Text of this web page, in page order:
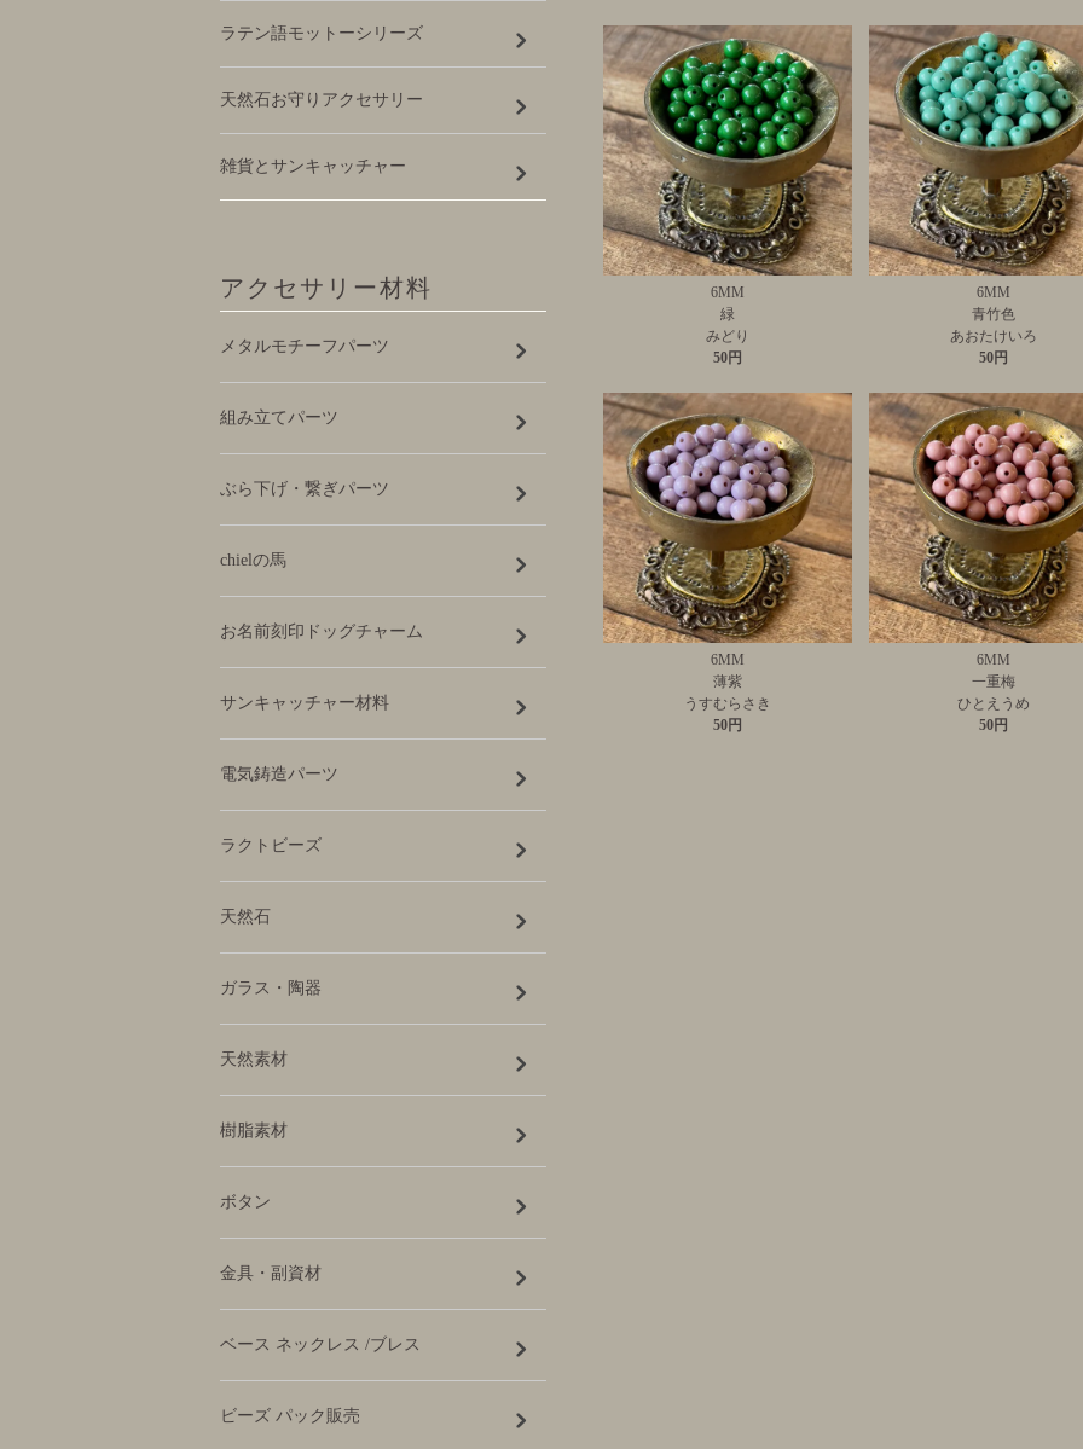
6MM
緑
みどり
50円
6MM
青竹色
あおたけいろ
50円
6MM
薄紫
うすむらさき
50円
6MM
一重梅
ひとえうめ
50円
ラテン語モットーシリーズ
天然石お守りアクセサリー
雑貨とサンキャッチャー
アクセサリー材料
メタルモチーフパーツ
組み立てパーツ
ぶら下げ・繋ぎパーツ
chielの馬
お名前刻印ドッグチャーム
サンキャッチャー材料
電気鋳造パーツ
ラクトビーズ
天然石
ガラス・陶器
天然素材
樹脂素材
ボタン
金具・副資材
ベース ネックレス /ブレス
ビーズ パック販売